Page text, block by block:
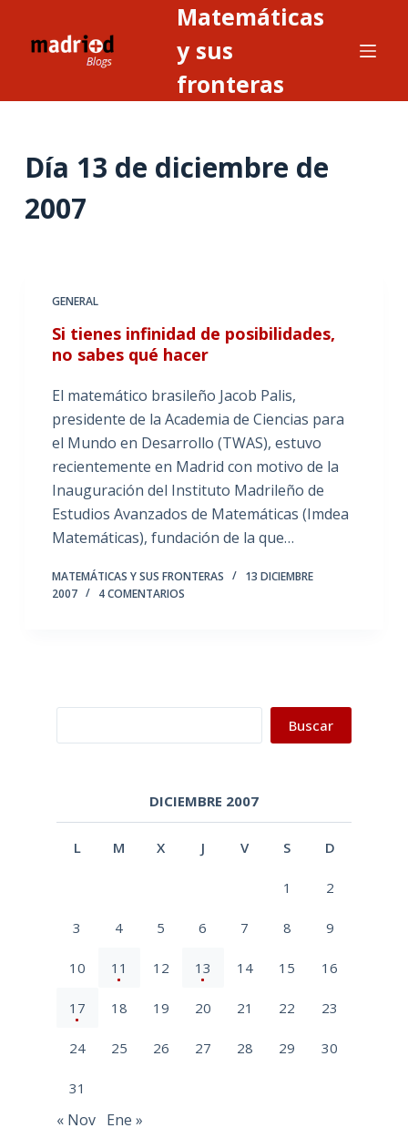
Matemáticas
y sus
fronteras
Día 13 de diciembre de
2007
GENERAL
Si tienes infinidad de posibilidades,
no sabes qué hacer
El matemático brasileño Jacob Palis,
presidente de la Academia de Ciencias para
el Mundo en Desarrollo (TWAS), estuvo
recientemente en Madrid con motivo de la
Inauguración del Instituto Madrileño de
Estudios Avanzados de Matemáticas (Imdea
Matemáticas), fundación de la que…
MATEMÁTICAS Y SUS FRONTERAS
13 DICIEMBRE
2007
4 COMENTARIOS
Buscar
DICIEMBRE 2007
L M X J V S D
1 2
3 4 5 6 7 8 9
10 11 12 13 14 15 16
17 18 19 20 21 22 23
24 25 26 27 28 29 30
31
« Nov Ene »